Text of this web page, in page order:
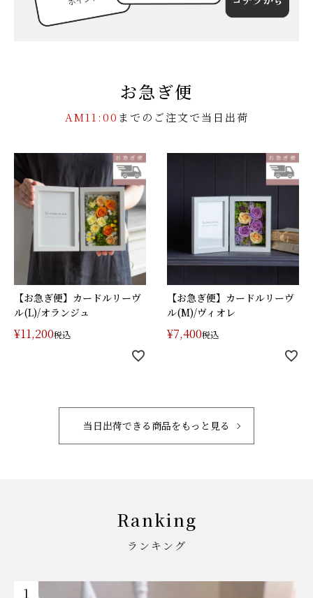
お急ぎ便
AM11:00 までのご注文で当日出荷
【お急ぎ便】カードルリーヴ
ル(L)/オランジュ
¥11,200税込
【お急ぎ便】カードルリーヴ
ル(M)/ヴィオレ
¥7,400税込
当日出荷できる商品をもっと見る
Ranking
ランキング